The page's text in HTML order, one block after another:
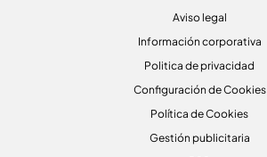
Aviso legal
Información corporativa
Politica de privacidad
Configuración de Cookies
Política de Cookies
Gestión publicitaria